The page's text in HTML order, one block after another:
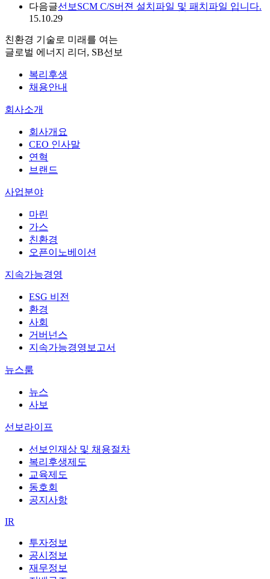
다음글선보SCM C/S버젼 설치파일 및 패치파일 입니다.
15.10.29
친환경 기술로 미래를 여는
글로벌 에너지 리더, SB선보
복리후생
채용안내
회사소개
회사개요
CEO 인사말
연혁
브랜드
사업분야
마린
가스
친환경
오픈이노베이션
지속가능경영
ESG 비전
환경
사회
거버넌스
지속가능경영보고서
뉴스룸
뉴스
사보
선보라이프
선보인재상 및 채용절차
복리후생제도
교육제도
동호회
공지사항
IR
투자정보
공시정보
재무정보